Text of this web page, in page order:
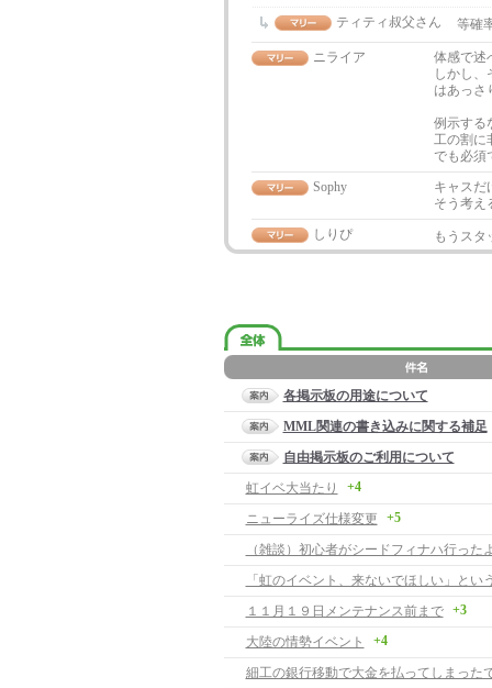
ティティ叔父さん
等確
ニライア
体感で述
しかし、
はあっさ
例示する
工の割に
でも必須
Sophy
キャスだ
そう考え
しりぴ
もうス
各掲示板の用途について
MML関連の書き込みに関する補足
自由掲示板のご利用について
虹イベ大当たり
+4
ニューライズ仕様変更 +5
（雑談）初心者がシードフィナハ行った
１１月１９日メンテナンス前まで +3
大陸の情勢イベント +4
細工の銀行移動で大金を払ってしまった